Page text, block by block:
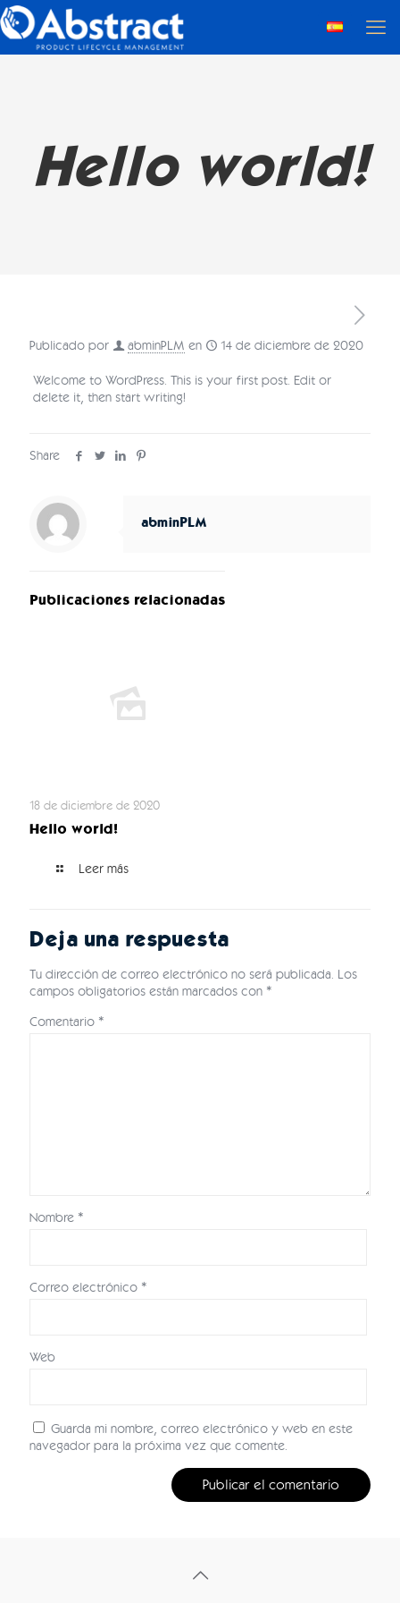
Hello world!
Publicado por abminPLM en 14 de diciembre de 2020
Welcome to WordPress. This is your first post. Edit or
delete it, then start writing!
Share
abminPLM
Publicaciones relacionadas
18 de diciembre de 2020
Hello world!
Leer más
Deja una respuesta
Tu dirección de correo electrónico no será publicada. Los
campos obligatorios están marcados con *
Comentario *
Nombre *
Correo electrónico *
Web
Guarda mi nombre, correo electrónico y web en este
navegador para la próxima vez que comente.